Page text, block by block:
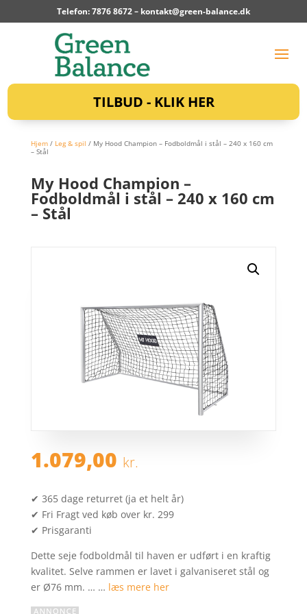
Telefon: 7876 8672 – kontakt@green-balance.dk
TILBUD - KLIK HER
Hjem/ Leg & spil / My Hood Champion – Fodboldmål i stål – 240 x 160 cm
– Stål
My Hood Champion –
Fodboldmål i stål – 240 x 160 cm
– Stål
1.079,00 kr.
✔ 365 dage returret (ja et helt år)
✔ Fri Fragt ved køb over kr. 299
✔ Prisgaranti
Dette seje fodboldmål til haven er udført i en kraftig
kvalitet. Selve rammen er lavet i galvaniseret stål og
er Ø76 mm. … … læs mere her